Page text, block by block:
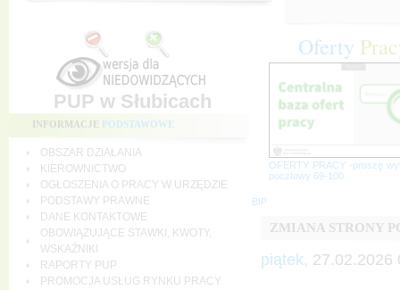
PUP w Słubicach
INFORMACJE PODSTAWOWE
OBSZAR DZIAŁANIA
KIEROWNICTWO
OGŁOSZENIA O PRACY W URZĘDZIE
PODSTAWY PRAWNE
DANE KONTAKTOWE
OBOWIĄZUJĄCE STAWKI, KWOTY,
WSKAŹNIKI
RAPORTY PUP
PROMOCJA USŁUG RYNKU PRACY
Oferty
OFERTY PRACY -proszę
pocztowy 69-100
BIP
ZMIANA STRONY
piątek, 27.02.2026